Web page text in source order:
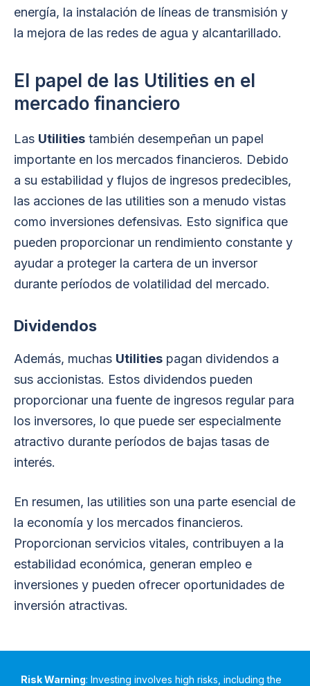
energía, la instalación de líneas de transmisión y
la mejora de las redes de agua y alcantarillado.
El papel de las Utilities en el
mercado financiero
Las Utilities también desempeñan un papel
importante en los mercados financieros. Debido
a su estabilidad y flujos de ingresos predecibles,
las acciones de las utilities son a menudo vistas
como inversiones defensivas. Esto significa que
pueden proporcionar un rendimiento constante y
ayudar a proteger la cartera de un inversor
durante períodos de volatilidad del mercado.
Dividendos
Además, muchas Utilities pagan dividendos a
sus accionistas. Estos dividendos pueden
proporcionar una fuente de ingresos regular para
los inversores, lo que puede ser especialmente
atractivo durante períodos de bajas tasas de
interés.
En resumen, las utilities son una parte esencial de
la economía y los mercados financieros.
Proporcionan servicios vitales, contribuyen a la
estabilidad económica, generan empleo e
inversiones y pueden ofrecer oportunidades de
inversión atractivas.
Risk Warning: Investing involves high risks, including the